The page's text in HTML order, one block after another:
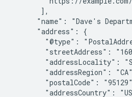
       ],
"name": "Dave's
      "address": {
"@type":
"streetAddress":
"addressLocality":
"addressRegion":
"postalCode":
"addressCountry":